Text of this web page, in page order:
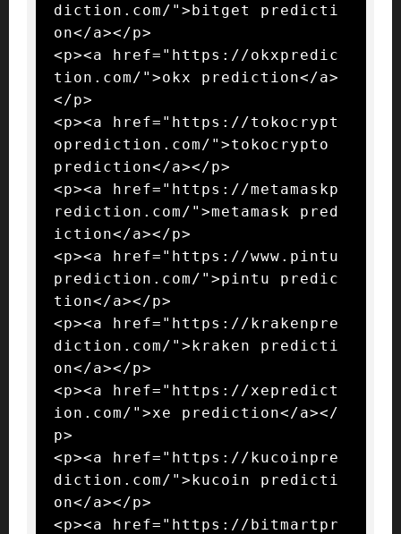
diction.com/">bitget predicti
on</a></p>
<p><a href="https://okxpredic
tion.com/">okx prediction</a>
</p>
<p><a href="https://tokocrypt
oprediction.com/">tokocrypto
prediction</a></p>
<p><a href="https://metamaskp
rediction.com/">metamask pred
iction</a></p>
<p><a href="https://www.pintu
prediction.com/">pintu predic
tion</a></p>
<p><a href="https://krakenpre
diction.com/">kraken predicti
on</a></p>
<p><a href="https://xepredict
ion.com/">xe prediction</a></
p>
<p><a href="https://kucoinpre
diction.com/">kucoin predicti
on</a></p>
<p><a href="https://bitmartpr